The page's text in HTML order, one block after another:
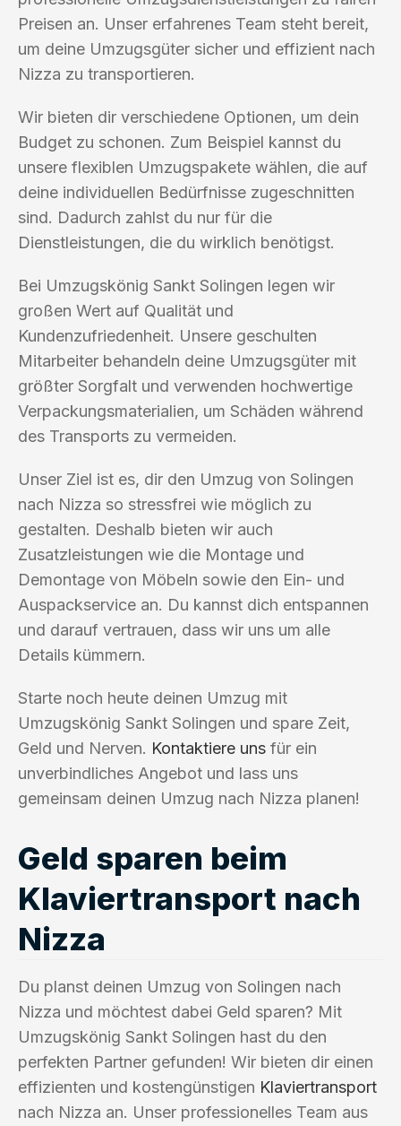
Preisen an. Unser erfahrenes Team steht bereit,
um deine Umzugsgüter sicher und effizient nach
Nizza zu transportieren.
Wir bieten dir verschiedene Optionen, um dein
Budget zu schonen. Zum Beispiel kannst du
unsere flexiblen Umzugspakete wählen, die auf
deine individuellen Bedürfnisse zugeschnitten
sind. Dadurch zahlst du nur für die
Dienstleistungen, die du wirklich benötigst.
Bei Umzugskönig Sankt Solingen legen wir
großen Wert auf Qualität und
Kundenzufriedenheit. Unsere geschulten
Mitarbeiter behandeln deine Umzugsgüter mit
größter Sorgfalt und verwenden hochwertige
Verpackungsmaterialien, um Schäden während
des Transports zu vermeiden.
Unser Ziel ist es, dir den Umzug von Solingen
nach Nizza so stressfrei wie möglich zu
gestalten. Deshalb bieten wir auch
Zusatzleistungen wie die Montage und
Demontage von Möbeln sowie den Ein- und
Auspackservice an. Du kannst dich entspannen
und darauf vertrauen, dass wir uns um alle
Details kümmern.
Starte noch heute deinen Umzug mit
Umzugskönig Sankt Solingen und spare Zeit,
Geld und Nerven. Kontaktiere uns für ein
unverbindliches Angebot und lass uns
gemeinsam deinen Umzug nach Nizza planen!
Geld sparen beim
Klaviertransport nach
Nizza
Du planst deinen Umzug von Solingen nach
Nizza und möchtest dabei Geld sparen? Mit
Umzugskönig Sankt Solingen hast du den
perfekten Partner gefunden! Wir bieten dir einen
effizienten und kostengünstigen Klaviertransport
nach Nizza an. Unser professionelles Team aus